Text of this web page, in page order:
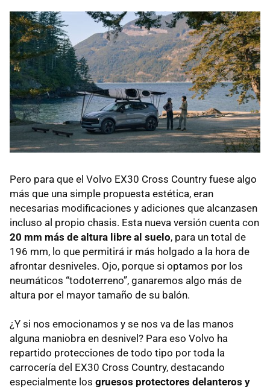
Pero para que el Volvo EX30 Cross Country fuese algo
más que una simple propuesta estética, eran
necesarias modificaciones y adiciones que alcanzasen
incluso al propio chasis. Esta nueva versión cuenta con
20 mm más de altura libre al suelo, para un total de
196 mm, lo que permitirá ir más holgado a la hora de
afrontar desniveles. Ojo, porque si optamos por los
neumáticos “todoterreno”, ganaremos algo más de
altura por el mayor tamaño de su balón.
¿Y si nos emocionamos y se nos va de las manos
alguna maniobra en desnivel? Para eso Volvo ha
repartido protecciones de todo tipo por toda la
carrocería del EX30 Cross Country, destacando
especialmente los gruesos protectores delanteros y